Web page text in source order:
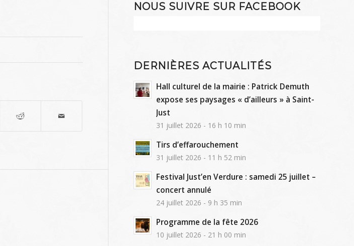
NOUS SUIVRE SUR FACEBOOK
DERNIÈRES ACTUALITÉS
Hall culturel de la mairie : Patrick Demuth
expose ses paysages « d’ailleurs » à Saint-
Just
31 juillet 2026 - 16 h 10 min
Tirs d’effarouchement
31 juillet 2026 - 11 h 52 min
Festival Just’en Verdure : samedi 25 juillet –
concert annulé
24 juillet 2026 - 9 h 35 min
Programme de la fête 2026
10 juillet 2026 - 21 h 00 min